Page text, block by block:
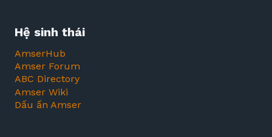
Hệ sinh thái
AmserHub
Amser Forum
ABC Directory
Amser Wiki
Dấu ấn Amser